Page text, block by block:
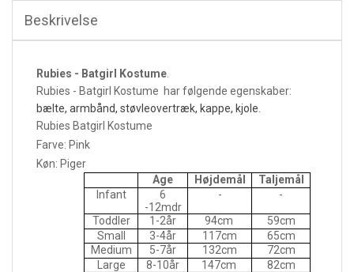
Beskrivelse
Rubies - Batgirl Kostume
Rubies - Batgirl Kostume har følgende egenskaber:
bælte, armbånd, støvleovertræk, kappe, kjole
Rubies Batgirl Kostume
Farve: Pink
Køn: Piger
Age
Højdemål
Taljemål
Infant
6
-12mdr
- -
Toddler 1-2år 94cm
59cm
Small
3-4år 117cm
65cm
Medium
5-7år 132cm
72cm
Large
8-10år 147cm 82cm